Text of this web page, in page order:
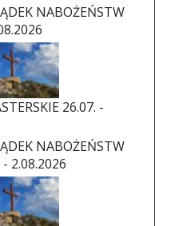
NABOŻEŃSTW
26.07. -
NABOŻEŃSTW
- 2.08.2026